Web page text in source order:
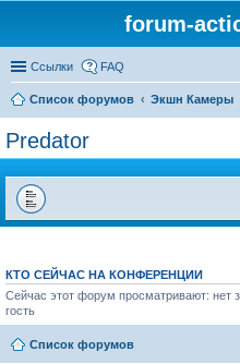
forum-
Ссылки FAQ
Список форумов Экшн Камеры
Predator
КТО СЕЙЧАС НА КОНФЕРЕНЦИИ
Сейчас этот форум просматривают: нет
гость
Список форумов